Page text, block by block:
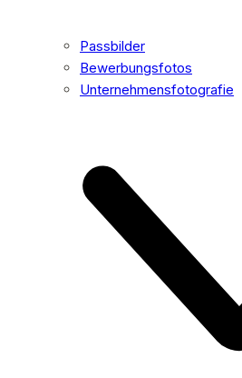
Passbilder
Bewerbungsfotos
Unternehmensfotografie